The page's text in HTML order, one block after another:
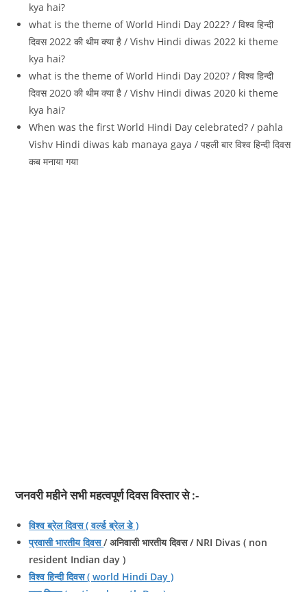
kya hai?
what is the theme of World Hindi Day 2022? / विश्व हिन्दी
दिवस 2022 की थीम क्‍या है / Vishv Hindi diwas 2022 ki theme
kya hai?
what is the theme of World Hindi Day 2020? / विश्व हिन्दी
दिवस 2020 की थीम क्‍या है / Vishv Hindi diwas 2020 ki theme
kya hai?
When was the first World Hindi Day celebrated? / pahla
Vishv Hindi diwas kab manaya gaya / पहली बार विश्व हिन्दी दिवस
कब मनाया गया
जनवरी महीने सभी महत्‍वपूर्ण दिवस विस्‍तार से :-
विश्व ब्रेल दिवस ( वर्ल्ड ब्रेल डे )
प्रवासी भारतीय दिवस/ अनिवासी भारतीय दिवस / NRI Divas ( non
resident Indian day )
विश्व हिन्दी दिवस ( world Hindi Day )